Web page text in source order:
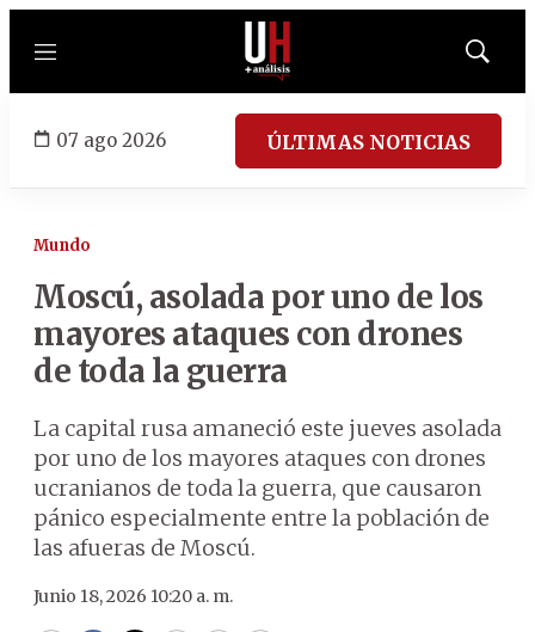
Menú
Mostrar
07 ago 2026 ÚLTIMAS NOTICIAS
Mundo
Moscú, asolada por uno de los
mayores ataques con drones
de toda la guerra
La capital rusa amaneció este jueves asolada
por uno de los mayores ataques con drones
ucranianos de toda la guerra, que causaron
pánico especialmente entre la población de
las afueras de Moscú.
Junio 18, 2026 10:20 a. m.